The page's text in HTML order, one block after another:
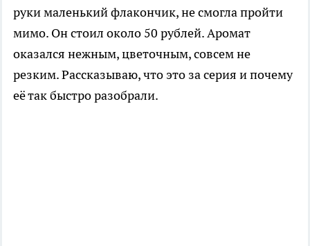
руки маленький флакончик, не смогла пройти
мимо. Он стоил около 50 рублей. Аромат
оказался нежным, цветочным, совсем не
резким. Рассказываю, что это за серия и почему
её так быстро разобрали.